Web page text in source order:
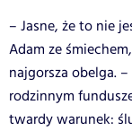
– Jasne, że to nie
Adam ze
najgorsza obelga.
rodzinnym
twardy warunek: